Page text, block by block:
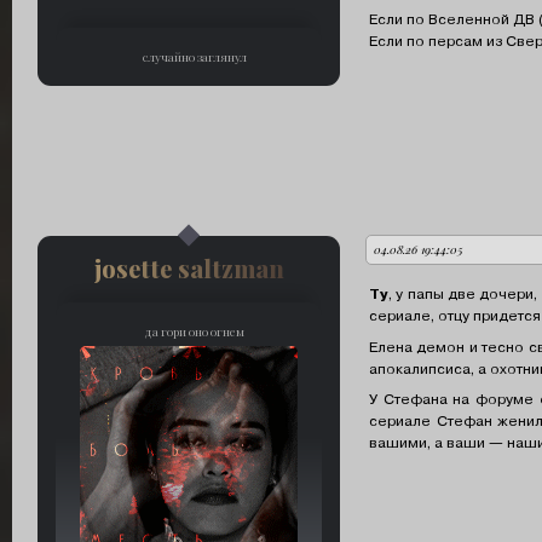
случайно заглянул
Если по Вселенной ДВ
Если по персам из
04.08.26 19:44:05
да гори оно огнем
автор:
josette saltzman
Ty, у папы две дочери,
сериале, отцу
Елена демон и тесно
апокалипсиса, а
У Стефана на форуме
сериале Стефан
вашими, а ваши —